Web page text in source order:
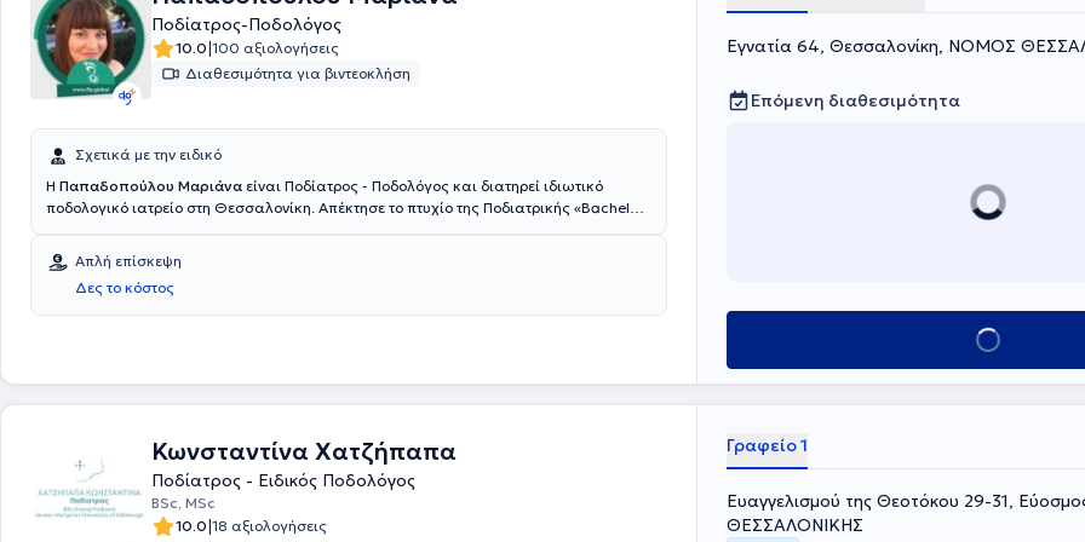
Ποδίατρος-Ποδολόγος
10.0|100 αξιολογήσεις
Διαθεσιμότητα για βιντεοκλήση
Σχετικά με την ειδικό
Η Παπαδοπούλου Μαριάνα είναι Ποδίατρος - Ποδολόγος και διατηρεί ιδιωτικό
ποδολογικό ιατρείο στη Θεσσαλονίκη. Απέκτησε το πτυχίο της Ποδιατρικής «Bachelor
μεταπτυχιακός φοιτητής στην εμβιομηχανική. Συνεργάστηκε με την χειρουργική
κλινική του Γενικού Νοσοκομείου Κιλκίς. Έχει συμμετάσχει σε πολυάριθμα συνέδρια
και είναι μέλος του Ελληνικού Συλλόγου Ποδίατρων, του FIP της International
Federation of Podiatry και του Health and Care Professions Council.
Απλή επίσκεψη
Δες το κόστος
Εγνατία 64, Θεσσαλονίκη, ΝΟΜΟΣ
Επόμενη διαθεσιμότητα
Κλείσε ραντεβού
Κωνσταντίνα Χατζήπαπα
Ποδίατρος - Ειδικός Ποδολόγος
BSc, MSc
10.0|18 αξιολογήσεις
Γραφείο 1
Ευαγγελισμού της Θεοτόκου 29-31,
ΘΕΣΣΑΛΟΝΙΚΗΣ